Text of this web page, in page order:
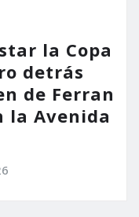
la Copa
detrás
de Ferran
la Avenida